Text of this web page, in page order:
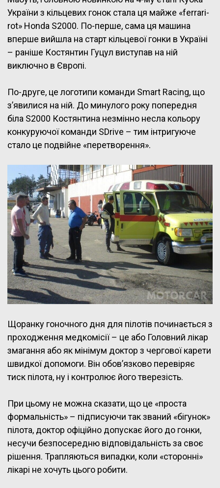
України з кільцевих гонок стала ця майже «ferrari-
rot» Honda S2000. По-перше, сама ця машина
вперше вийшла на старт кільцевої гонки в Україні
– раніше Костянтин Гуцул виступав на ній
виключно в Європі.
По-друге, це логотипи команди Smart Racing, що
з’явилися на ній. До минулого року попередня
біла S2000 Костянтина незмінно несла кольору
конкуруючої команди SDrive – тим інтригуюче
стало це подвійне «перетворення».
Щоранку гоночного дня для пілотів починається з
проходження медкомісії – це або Головний лікар
змагання або як мінімум доктор з чергової карети
швидкої допомоги. Він обов’язково перевіряє
тиск пілота, ну і контролює його тверезість.
При цьому не можна сказати, що це «проста
формальність» – підписуючи так званий «бігунок»
пілота, доктор офіційно допускає його до гонки,
несучи безпосередню відповідальність за своє
рішення. Трапляються випадки, коли «сторонні»
лікарі не хочуть цього робити.